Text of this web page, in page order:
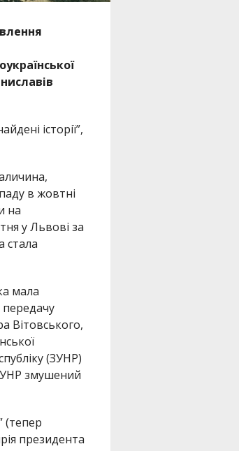
історії”,
в жовтні
на
у Львові за
стала
мала
Вітовського,
(ЗУНР)
змушений
(тепер
президента